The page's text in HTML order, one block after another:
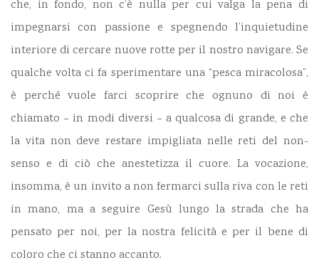
che, in fondo, non c’è nulla per cui valga la pena di
impegnarsi con passione e spegnendo l’inquietudine
interiore di cercare nuove rotte per il nostro navigare. Se
qualche volta ci fa sperimentare una “pesca miracolosa”,
è perché vuole farci scoprire che ognuno di noi è
chiamato – in modi diversi – a qualcosa di grande, e che
la vita non deve restare impigliata nelle reti del non-
senso e di ciò che anestetizza il cuore. La vocazione,
insomma, è un invito a non fermarci sulla riva con le reti
in mano, ma a seguire Gesù lungo la strada che ha
pensato per noi, per la nostra felicità e per il bene di
coloro che ci stanno accanto.